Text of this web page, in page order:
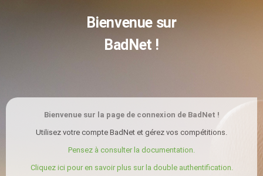
Bienvenue sur
BadNet !
Bienvenue sur la page de connexion de BadNet !
Utilisez votre compte BadNet et gérez vos compétitions.
Pensez à consulter la documentation.
Cliquez ici pour en savoir plus sur la double authentification.